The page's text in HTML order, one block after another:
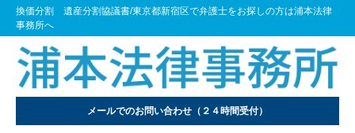
換価分割 遺産分割協議書/東京都新宿区で弁護士をお探しの方は浦本法律
事務所へ
メールでのお問い合わせ （２４時間受付）